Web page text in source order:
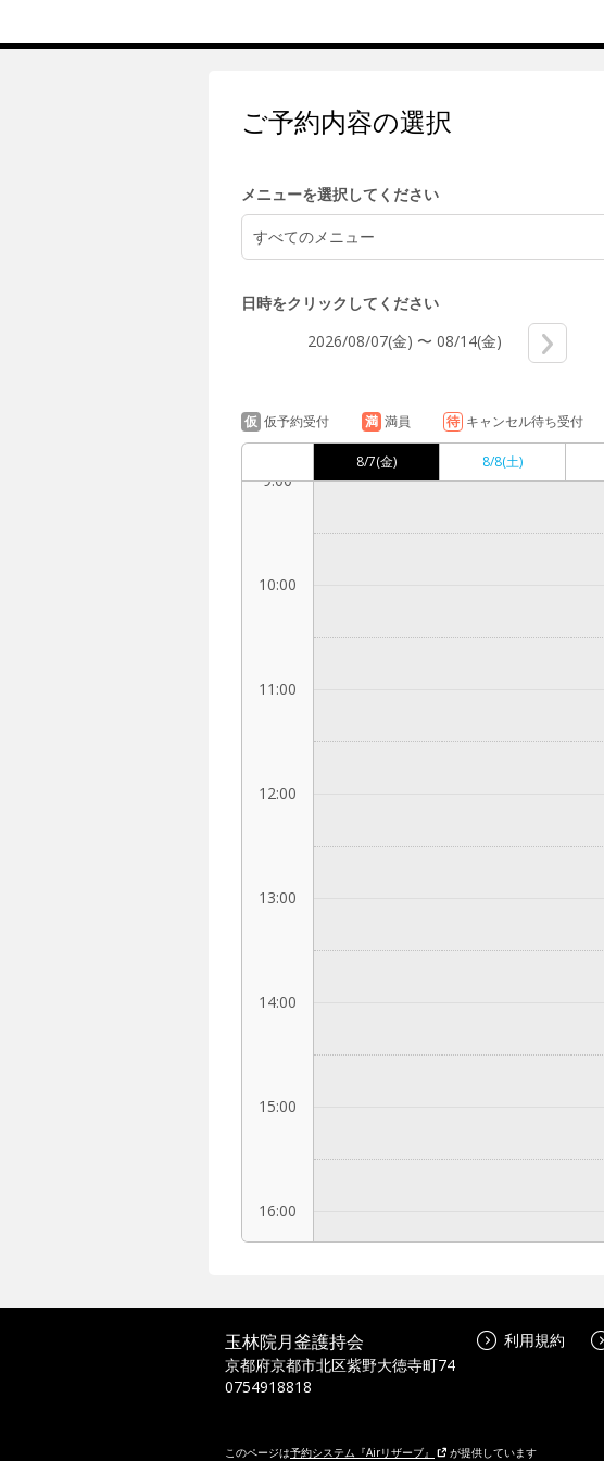
ご予約内容の選択
メニューを選択してください
すべてのメニュー
日時をクリックしてください
2026/08/07(金) 〜 08/14(金)
仮 仮予約受付 満 満員 待 キャンセル待ち受付
8/7(金) 8/8(土)
9:00
10:00
11:00
12:00
13:00
14:00
15:00
16:00
17:00
玉林院月釜護持会
京都府京都市北区紫野大徳寺町74
0754918818
利用規約
このページは予約システム『Airリザーブ』 が提供しています